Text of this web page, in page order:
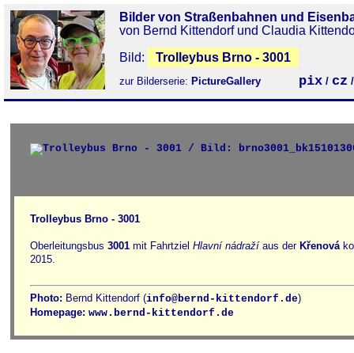
Bilder von Straßenbahnen und
von Bernd Kittendorf und Claudia
Bild:
Trolleybus Brno - 3001
zur Bilderserie: PictureGallery pix / cz
Trolleybus Brno - 3001
Oberleitungsbus 3001 mit Fahrtziel Hlavní nádražíaus der Křenová
2015.
Photo: Bernd Kittendorf (info@bernd-kittendorf.de)
Homepage: www.bernd-kittendorf.de